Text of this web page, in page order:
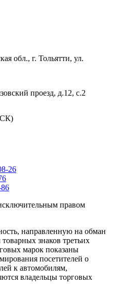
обл., г. Тольятти, ул.
проезд, д.12, с.2
26
правом
направленную на обман
знаков третьих
марок показаны
посетителей о
к автомобилям,
владельцы торговых